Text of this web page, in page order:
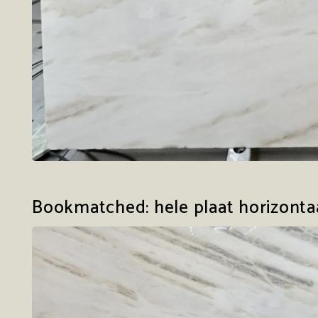
Bookmatched: hele plaat